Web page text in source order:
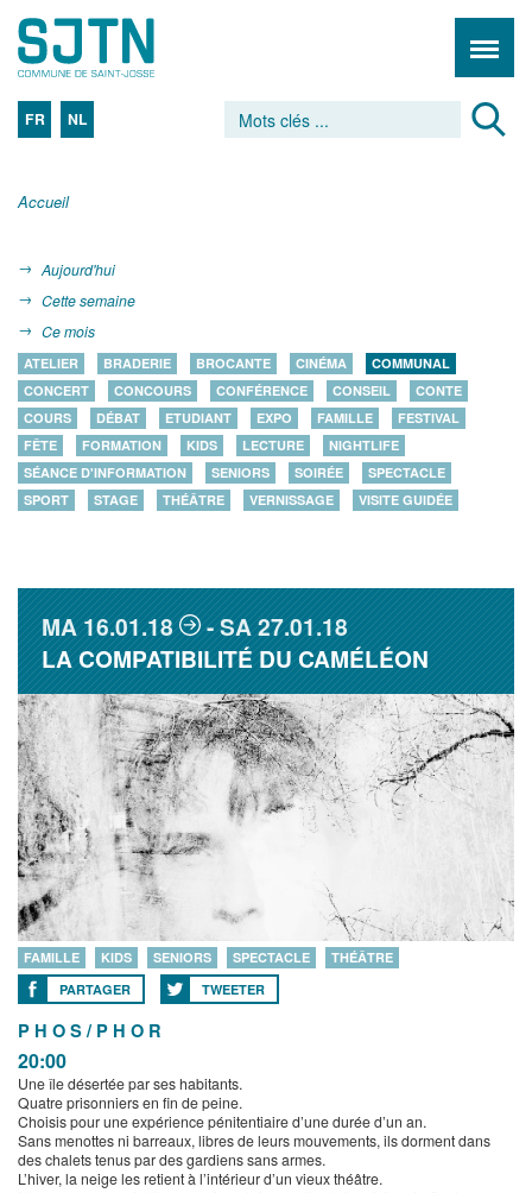
FR NL
Accueil
Aujourd'hui
Cette semaine
Ce mois
ATELIER BRADERIE BROCANTE CINÉMA
COMMUNAL
CONCERT
CONCOURS CONFÉRENCE CONSEIL
CONTE
COURS
DÉBAT ETUDIANT EXPO FAMILLE
FESTIVAL
FÊTE
FORMATION KIDS LECTURE
NIGHTLIFE
SÉANCE D'INFORMATION
SENIORS SOIRÉE
SPECTACLE
SPORT
STAGE THÉÂTRE VERNISSAGE VISITE GUIDÉE
MA16.01.18 SA27.01.18
LA COMPATIBILITÉ DU CAMÉLÉON
FAMILLE KIDS SENIORS SPECTACLE
THÉÂTRE
PARTAGER
TWEETER
P H O S / P H O R
20:00
Une île désertée par ses habitants.
Quatre prisonniers en fin de peine.
Choisis pour une expérience pénitentiaire d’une durée d’un an.
Sans menottes ni barreaux, libres de leurs mouvements, ils dorment dans
des chalets tenus par des gardiens sans armes.
L’hiver, la neige les retient à l’intérieur d’un vieux théâtre.